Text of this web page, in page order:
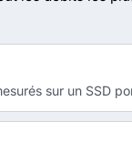
sur un SSD